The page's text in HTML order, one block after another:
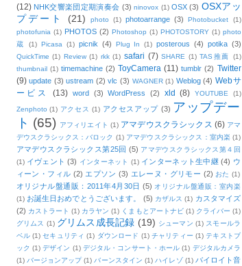
(12) NHK交響楽団定期演奏会 (3) ninovox (1) OSX (3) OSXアッ
プデート
(21) photo (1) photoarrange (3) Photobucket
(1)
photofunia (1) PHOTOS (2) Photoshop (1) PHOTOSTORY (1) photo
蔵
(1) Picasa (1) picnik (4) Plug In (1) posterous (4) potika (3)
QuickTime (1) Review (1) rkk (1) safari (7) SHARE (1) TAS推薦
(1)
thumbnail (1) timemachine (2) ToyCamera (11) tumblr (2) Twitter
(9) update (3) ustream (2) vlc (3) WAGNER (1) Weblog (4) Webサ
ービス
(13) word (3) WordPress (2) xld (8) YOUTUBE (1)
Zenphoto (1) アクセス (1) アクセスアップ (3) アップデー
ト (65) アフィリエイト (1) アマデウスクラシックス (6) アマ
デウスクラシックス：バロック (1) アマデウスクラシックス：室内楽 (1)
アマデウスクラシックス第25回 (5) アマデウスクラシックス第４回
(1) イヴェント (3) インターネット (1) インターネット生中継 (4) ウ
ィーン・フィル (2) エプソン (3) エレーヌ・グリモー (2) おた (1)
オリジナル盤通販：2011年4月30日 (5) オリジナル盤通販：室内楽
(1) お誕生日おめでとうございます。 (5) カザルス (1) カスタマイズ
(2) カストラート (1) カラヤン (1) くまもとアートナビ (1) クライバー (1)
グリムス (1) グリムス成長記録 (19) シューマン (1) スモールラ
ベル (1) セキュリティ (1) ダウンロード (1) チャリティー (1) テキストブ
ック (1) デザイン (1) デジタル・コンサート・ホール (1) デジタルカメラ
(1) バージョンアップ (1) バーンスタイン (1) ハイレゾ (1) バイロイト音